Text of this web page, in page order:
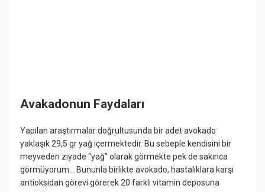
Avakadonun Faydaları
Yapılan araştırmalar doğrultusunda bir adet avokado
yaklaşık 29,5 gr yağ içermektedir. Bu sebeple kendisini bir
meyveden ziyade “yağ” olarak görmekte pek de sakınca
görmüyorum… Bununla birlikte avokado, hastalıklara karşı
antioksidan görevi görerek 20 farklı vitamin deposuna